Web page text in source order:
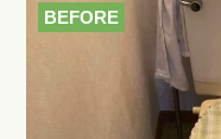
BEFORE